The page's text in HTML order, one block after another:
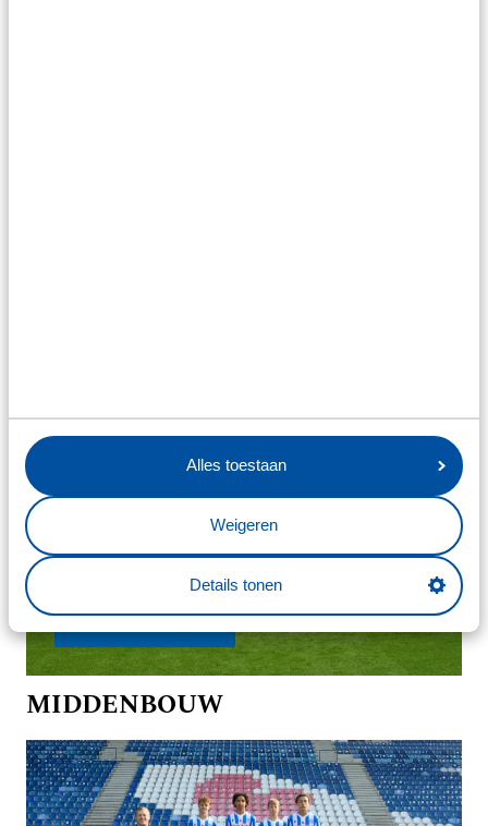
Alles toestaan
Weigeren
Details tonen
ONDER 17
MIDDENBOUW